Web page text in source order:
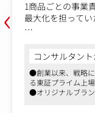
‹
お客様の美容や健
しかった」と思っ
ブランドとして企
【業務内容】
・商品コンセプ
・チラシアンケ
・商品LPの構成
・開発進行案件
コンサルタン
●創業以来、戦略
る東証プライム上
●オリジナルブラ